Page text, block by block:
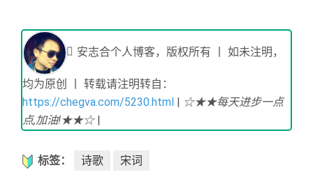
安志合个人博客，版权所有 丨 如未注明，
均为原创 丨 转载请注明转自：
https://chegva.com/5230.html | ☆★★每天进步一点
点,加油!★★☆|
标签： 诗歌 宋词